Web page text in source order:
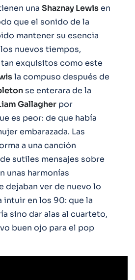
una Shaznay Lewisen
que el sonido de la
mantener su esencia
nuevos tiempos,
exquisitos como este
la compuso después de
se enterara de la
Gallagher por
es peor: de que había
embarazada. Las
a una canción
sutiles mensajes sobre
unas harmonías
dejaban ver de nuevo lo
intuir en los 90: que la
sino dar alas al cuarteto,
buen ojo para el pop